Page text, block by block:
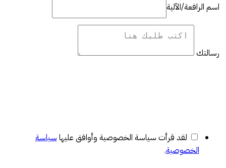
اسم الرافعة/الآلية
رسالتك
لقد قرأت سياسة الخصوصية وأوافق عليها سياسة
الخصوصية.